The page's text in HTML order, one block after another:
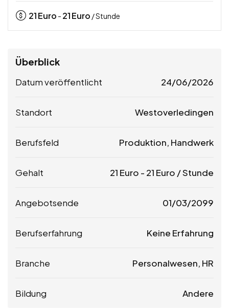
21Euro - 21Euro / Stunde
Überblick
Datum veröffentlicht 24/06/2026
Standort Westoverledingen
Berufsfeld Produktion, Handwerk
Gehalt 21 Euro - 21 Euro / Stunde
Angebotsende 01/03/2099
Berufserfahrung Keine Erfahrung
Branche Personalwesen, HR
Bildung Andere